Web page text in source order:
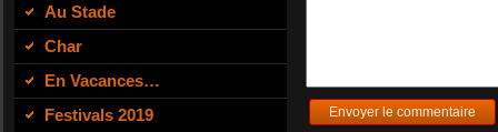
Au Stade
Char
En Vacances…
Festivals 2019